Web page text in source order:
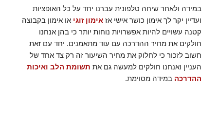
במידה ולאחר שיחה טלפונית עברנו יחד על כל האופציות
ועדיין יקר לך אימון כושר אישי אז אימון זוגי או אימון בקבוצה
קטנה עשויים להיות אפשרויות נוחות יותר כי בהן אנחנו
חולקים את מחיר ההדרכה עם עוד מתאמנים. יחד עם זאת
חשוב לזכור כי לחלוק את מחיר השיעור זה רק צד אחד של
העניין ואנחנו חולקים למעשה גם את תשומת הלב ואיכות
ההדרכה במידה מסוימת.